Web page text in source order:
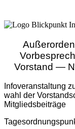
Vorstand —
Info­ver­an­stal­tung
wahl der
Mitgliedsbeiträge